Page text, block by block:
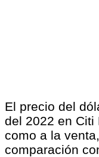
El precio del
del 2022 en Citi
como a la
comparación